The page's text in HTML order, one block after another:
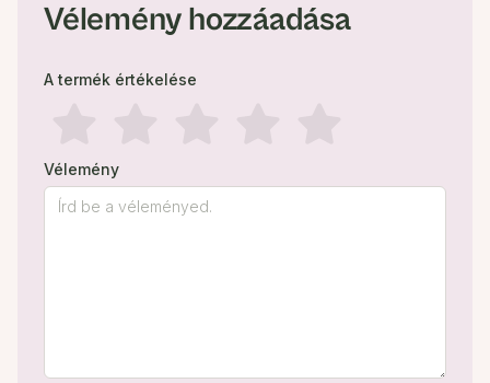
Vélemény hozzáadása
A termék értékelése
Vélemény